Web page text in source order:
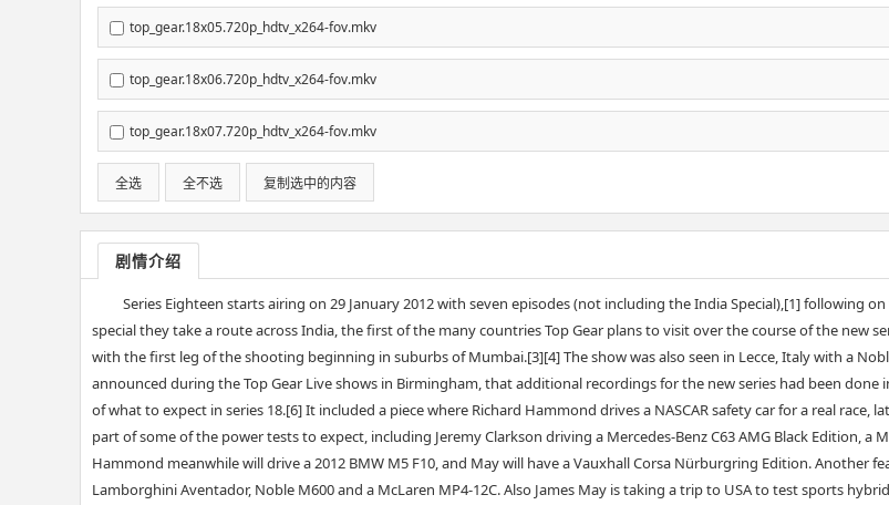
top_gear.18x05.720p_hdtv_x264-fov.mkv
top_gear.18x06.720p_hdtv_x264-fov.mkv
top_gear.18x07.720p_hdtv_x264-fov.mkv
全选 全不选 复制选中的内容
剧情介绍
Series Eighteen starts airing on 29 January 2012 with seven episodes (not including the India Special),[1] following
special they take a route across India, the first of the many countries Top Gear plans to visit over the course of the new
with the first leg of the shooting beginning in suburbs of Mumbai.[3][4] The show was also seen in Lecce, Italy with a
announced during the Top Gear Live shows in Birmingham, that additional recordings for the new series had been done
of what to expect in series 18.[6] It included a piece where Richard Hammond drives a NASCAR safety car for a real race,
part of some of the power tests to expect, including Jeremy Clarkson driving a Mercedes-Benz C63 AMG Black Edition, a
Hammond meanwhile will drive a 2012 BMW M5 F10, and May will have a Vauxhall Corsa Nürburgring Edition. Another
Lamborghini Aventador, Noble M600 and a McLaren MP4-12C. Also James May is taking a trip to USA to test sports